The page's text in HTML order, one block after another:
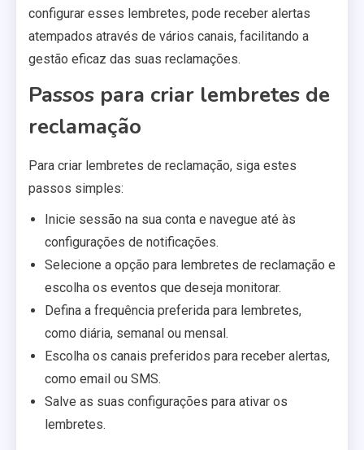
configurar esses lembretes, pode receber alertas
atempados através de vários canais, facilitando a
gestão eficaz das suas reclamações.
Passos para criar lembretes de
reclamação
Para criar lembretes de reclamação, siga estes
passos simples:
Inicie sessão na sua conta e navegue até às
configurações de notificações.
Selecione a opção para lembretes de reclamação e
escolha os eventos que deseja monitorar.
Defina a frequência preferida para lembretes,
como diária, semanal ou mensal.
Escolha os canais preferidos para receber alertas,
como email ou SMS.
Salve as suas configurações para ativar os
lembretes.